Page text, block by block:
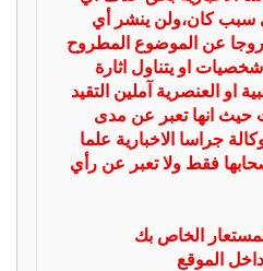
سبب كان،ولن ينشر أي
عن الموضوع المطروح
او يتناول اثارة
او العنصرية آملين التقيد
حيث انها تعبر عن مدى
جراسا الاخبارية علما
فقط ولا تعبر عن رأي
الخاص بك
الموقع